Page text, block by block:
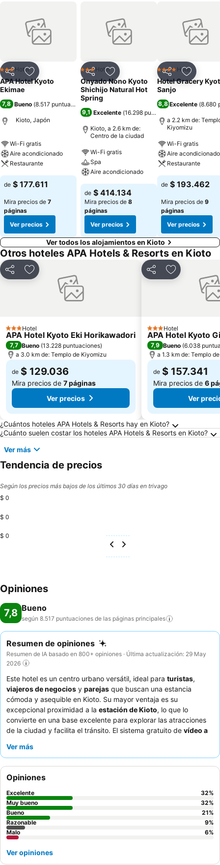
CompartirAgregar a favoritos
3 Estrellas
Hotel
APA Hotel Kyoto
Ekimae
7,8 Bueno (8.517 puntuaciones
Kioto, Japón
Wi-Fi gratis
Aire acondicionado
Restaurante
de $ 177.611
Mira precios de 7
páginas
Ver precios
CompartirAgregar a favoritos
3 Estrellas
Hotel
Onyado Nono Kyoto
Shichijo Natural Hot
Spring
9,1 Excelente (16.298 puntuaciones
Kioto, a 2.6 km de:
Centro de la ciudad
Wi-Fi gratis
Spa
Aire acondicionado
de $ 414.134
Mira precios de 8
páginas
Ver precios
CompartirAgregar
4 EstrellasHotel
Hotel Gracery
Sanjo
8,8 Excelente (8.680
a 2.2 km de:
Kiyomizu
Wi-Fi gratis
Aire acondicionado
Restaurante
de $ 193.462
Mira precios de 9
páginas
Ver precios
Ver todos los alojamientos en Kioto
Otros hoteles APA Hotels & Resorts en Kioto
CompartirAgregar a favoritos
3 Estrellas
Hotel
APA Hotel Kyoto Eki Horikawadori
7,7 Bueno (13.228 puntuaciones)
a 3.0 km de: Templo de Kiyomizu
de $ 129.036
Mira precios de 7 páginas
Ver precios
CompartirAgregar a
3 Estrellas
Hotel
APA Hotel Kyoto
7,9 Bueno (6.038
a 1.3 km de: Templo
de $ 157.341
Mira precios de 6
Ver
Preguntas frecuentes sobre Kioto
¿Cuántos hoteles APA Hotels & Resorts hay en Kioto?
¿Cuánto suelen costar los hoteles APA Hotels & Resorts en Kioto?
Ver más
Tendencia de precios
Según los precios más bajos de los últimos 30 días en trivago
$ 0
$ 0
$ 0
Opiniones
7,8 Bueno
según 8.517 puntuaciones de las páginas principales
Resumen de opiniones
Resumen de IA basado en 800+ opiniones · Última actualización: 29 May
2026
Este hotel es un centro urbano versátil, ideal para turistas,
viajeros de negocios y parejas que buscan una estancia
cómoda y asequible en Kioto. Su mayor ventaja es su
excepcional proximidad a la estación de Kioto, lo que lo
convierte en una base excelente para explorar las atracciones
de la ciudad y facilita el tránsito. El sistema gratuito de vídeo a
después de un día de exploración. Los huéspedes elogian
amabilidad y el variado y de alta calidad
incluye opciones japonesas y occidentales. Para una
experiencia más tranquila, los huéspedes podrían considerar
solicitar una habitación que no dé a la calle.
Ver más
Opiniones
Excelente 32%
Muy bueno
32%
Bueno
21%
Razonable
9%
Malo
6%
Ver opiniones